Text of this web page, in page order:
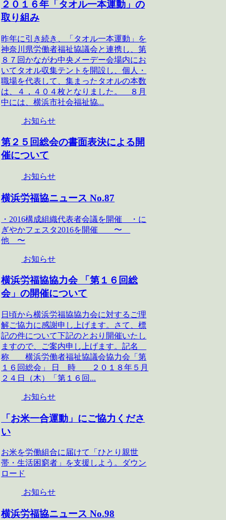
２０１６年「タオル一本運動」の
取り組み
昨年に引き続き、「タオル一本運動」を
神奈川県労働者福祉協議会と連携し、第
８７回かながわ中央メーデー会場内にお
いてタオル収集テントを開設し、個人・
職場を代表して、集まったタオルの本数
は、４，４０４枚となりました。 ８月
中には、横浜市社会福祉協...
お知らせ
第２５回総会の書面表決による開
催について
お知らせ
横浜労福協ニュース No.87
・2016構成組織代表者会議を開催 ・に
ぎやかフェスタ2016を開催 〜
他 〜
お知らせ
横浜労福協協力会 「第１６回総
会」の開催について
日頃から横浜労福協協力会に対するご理
解ご協力に感謝申し上げます。さて、標
記の件について下記のとおり開催いたし
ますので、ご案内申し上げます。記名
称 横浜労働者福祉協議会協力会「第
１６回総会」 日 時 ２０１８年５月
２４日（木）「第１６回...
お知らせ
「お米一合運動」にご協力くださ
い
お米を労働組合に届けて「ひとり親世
帯・生活困窮者」を支援しよう。ダウン
ロード
お知らせ
横浜労福協ニュース No.98